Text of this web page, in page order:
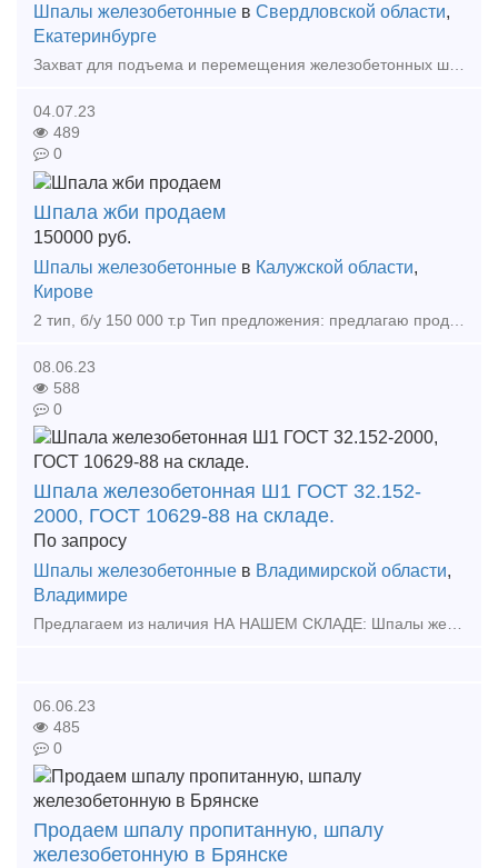
Шпалы железобетонные в Свердловской области,
Екатеринбурге
04.07.23
489
0
Шпала жби продаем
150000 руб.
Шпалы железобетонные в Калужской области,
Кирове
08.06.23
588
0
Шпала железобетонная Ш1 ГОСТ 32.152-
2000, ГОСТ 10629-88 на складе.
По запросу
Шпалы железобетонные в Владимирской области,
Владимире
06.06.23
485
0
Продаем шпалу пропитанную, шпалу
железобетонную в Брянске